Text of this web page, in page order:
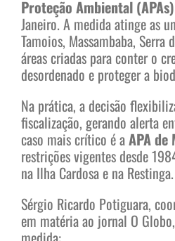
Proteção Ambiental (APAs)
Janeiro. A medida atinge as
Tamoios, Massambaba, Serra
áreas criadas para conter o
desordenado e proteger a
Na prática, a decisão
fiscalização, gerando alerta
caso mais crítico é aAPA de
restrições vigentes desde
na Ilha Cardosa e na Restinga.
Sérgio Ricardo Potiguara,
em matéria ao jornal O